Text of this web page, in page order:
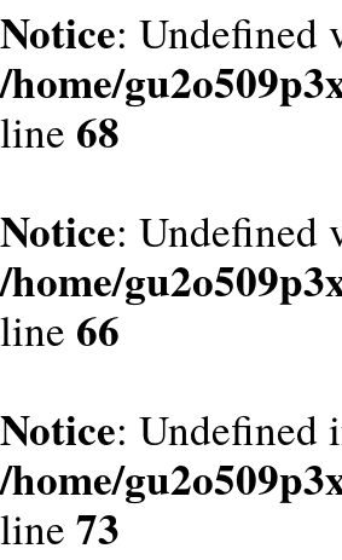
Notice: Undefined
/home/
line 68
Notice: Undefined
/home/
line 66
Notice: Undefined
/home/
line 73